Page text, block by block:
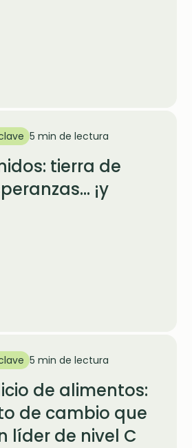
5 min de lectura
tierra de
¡y
5 min de lectura
de alimentos:
de cambio que
líder de nivel C